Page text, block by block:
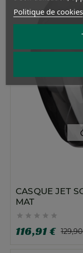
CASQUE JET
MAT
    
116,91 €
Politique de cookies